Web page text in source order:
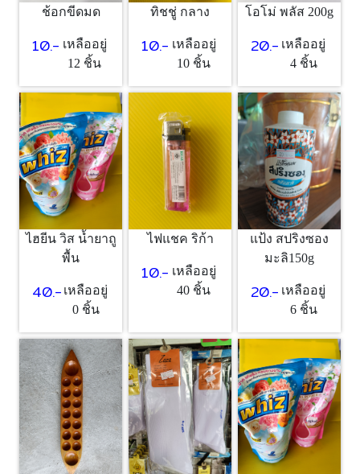
ช้อกขีดมด
10.- เหลืออยู่
12 ชิ้น
ทิชชู่ กลาง
10.- เหลืออยู่
10 ชิ้น
โอโม่ พลัส 200g
20.- เหลืออยู่
4 ชิ้น
ไฮยีน วิส น้ำยาถู
พื้น
40.- เหลืออยู่
0 ชิ้น
ไฟแชค ริก้า
10.- เหลืออยู่
40 ชิ้น
แป้ง สปริงซอง
มะลิ150g
20.- เหลืออยู่
6 ชิ้น